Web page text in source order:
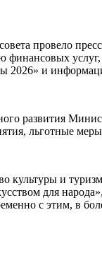
провело
2026» и
развития
льготные
культуры и
для
с этим, в